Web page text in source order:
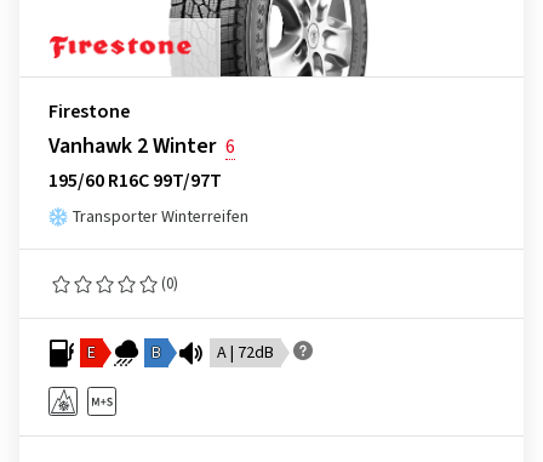
Firestone
Vanhawk 2 Winter 6
195/60 R16C 99T/97T
Transporter Winterreifen
(0)
E B A | 72dB